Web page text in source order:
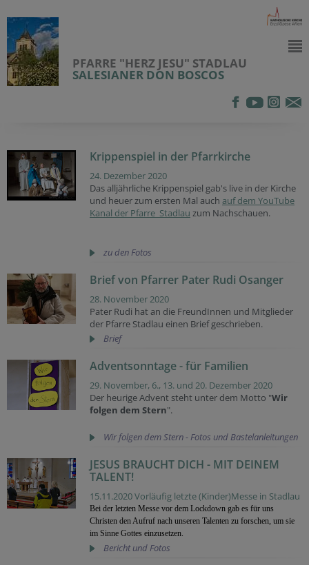
PFARRE "HERZ JESU" STADLAU
SALESIANER DON BOSCOS
Krippenspiel in der Pfarrkirche
24. Dezember 2020
Das alljährliche Krippenspiel gab's live in der Kirche
und heuer zum ersten Mal auch auf dem YouTube
Kanal der Pfarre Stadlau zum Nachschauen.
zu den Fotos
Brief von Pfarrer Pater Rudi Osanger
28. November 2020
Pater Rudi hat an die FreundInnen und Mitglieder
der Pfarre Stadlau einen Brief geschrieben.
Brief
Adventsonntage - für Familien
29. November, 6., 13. und 20. Dezember 2020
Der heurige Advent steht unter dem Motto "Wir
folgen dem Stern".
Wir folgen dem Stern - Fotos und Bastelanleitungen
JESUS BRAUCHT DICH - MIT DEINEM
TALENT!
15.11.2020 Vorläufig letzte (Kinder)Messe in Stadlau
Bei der letzten Messe vor dem Lockdown gab es für uns
Christen den Aufruf nach unseren Talenten zu forschen, um sie
im Sinne Gottes einzusetzen.
Bericht und Fotos